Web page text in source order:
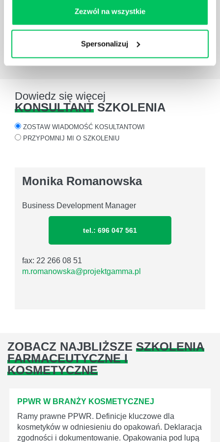
Zezwól na wszystkie
Spersonalizuj
uczestnicy z innych branż, co moim zdaniem wpłynęło
Architekt Systemowy, Kierownik
Zespołu w UNISOFT
Dowiedz się więcej
KONSULTANT SZKOLENIA
ZOSTAW WIADOMOŚĆ KOSULTANTOWI
PRZYPOMNIJ MI O SZKOLENIU
Monika Romanowska
Business Development Manager
tel.: 696 047 561
fax: 22 266 08 51
m.romanowska@projektgamma.pl
ZOBACZ NAJBLIŻSZE SZKOLENIA
FARMACEUTYCZNE I
KOSMETYCZNE
PPWR W BRANŻY KOSMETYCZNEJ
Ramy prawne PPWR. Definicje kluczowe dla
kosmetyków w odniesieniu do opakowań. Deklaracja
zgodności i dokumentowanie. Opakowania pod lupą